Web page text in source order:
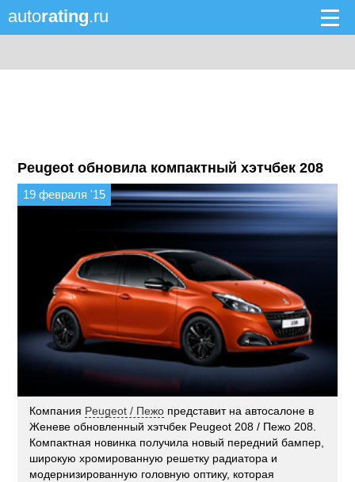
autorating.ru
Peugeot обновила компактный хэтчбек 208
19 февраля '15
Компания Peugeot / Пежо представит на автосалоне в
Женеве обновленный хэтчбек Peugeot 208 / Пежо 208.
Компактная новинка получила новый передний бампер,
широкую хромированную решетку радиатора и
модернизированную головную оптику, которая